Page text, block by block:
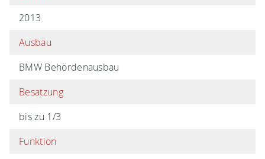
2013
Ausbau
BMW Behördenausbau
Besatzung
bis zu 1/3
Funktion